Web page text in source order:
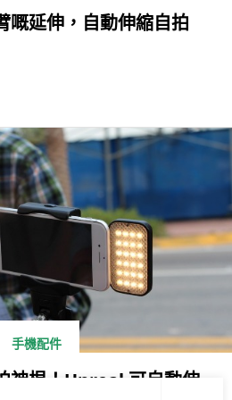
嘅延伸，自動伸縮自拍
手機配件
神棍！Unreal 可自動伸